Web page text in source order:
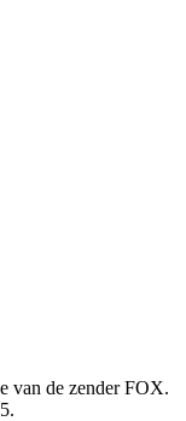
van de zender FOX.